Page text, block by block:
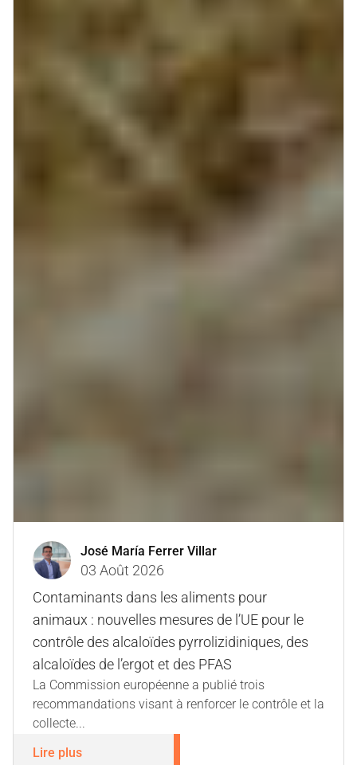
José María Ferrer Villar
03 Août 2026
Contaminants dans les aliments pour
animaux : nouvelles mesures de l’UE pour le
contrôle des alcaloïdes pyrrolizidiniques, des
alcaloïdes de l’ergot et des PFAS
La Commission européenne a publié trois
recommandations visant à renforcer le contrôle et la
collecte...
Lire plus